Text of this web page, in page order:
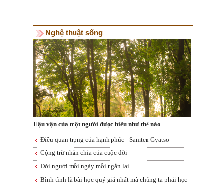
Nghệ thuật sống
Hậu vận của một người được hiểu như thế nào
Điều quan trọng của hạnh phúc - Samten Gyatso
Cộng trừ nhân chia của cuộc đời
Đời người mỗi ngày mỗi ngắn lại
Bình tĩnh là bài học quý giá nhất mà chúng ta phải học